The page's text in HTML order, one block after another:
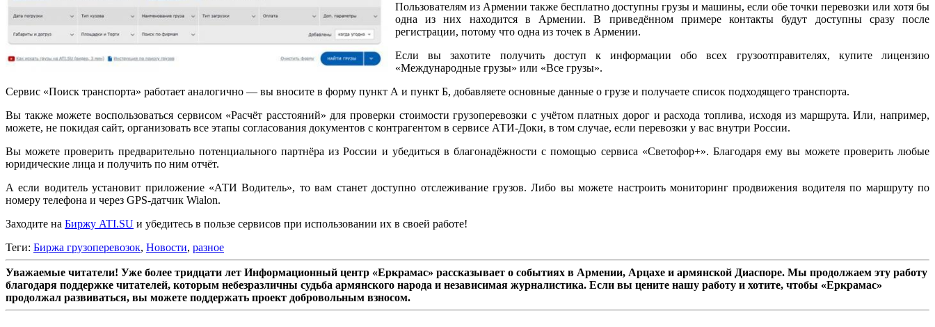
Пользователям из Армении также бесплатно доступны грузы и машины, если обе точки перевозки или хотя бы
одна из них находится в Армении. В приведённом примере контакты будут доступны сразу после
регистрации, потому что одна из точек в Армении.
Если вы захотите получить доступ к информации обо всех грузоотправителях, купите лицензию
«Международные грузы» или «Все грузы».
Сервис «Поиск транспорта» работает аналогично — вы вносите в форму пункт А и пункт Б, добавляете основные данные о грузе и получаете список подходящего транспорта.
Вы также можете воспользоваться сервисом «Расчёт расстояний» для проверки стоимости грузоперевозки с учётом платных дорог и расхода топлива, исходя из маршрута. Или, например,
можете, не покидая сайт, организовать все этапы согласования документов с контрагентом в сервисе АТИ-Доки, в том случае, если перевозки у вас внутри России.
Вы можете проверить предварительно потенциального партнёра из России и убедиться в благонадёжности с помощью сервиса «Светофор+». Благодаря ему вы можете проверить любые
юридические лица и получить по ним отчёт.
А если водитель установит приложение «АТИ Водитель», то вам станет доступно отслеживание грузов. Либо вы можете настроить мониторинг продвижения водителя по маршруту по
номеру телефона и через GPS-датчик Wialon.
Заходите на Биржу ATI.SU и убедитесь в пользе сервисов при использовании их в своей работе!
Теги: Биржа грузоперевозок, Новости, разное
Уважаемые читатели! Уже более тридцати лет Информационный центр «Еркрамас» рассказывает о событиях в Армении, Арцахе и армянской Диаспоре. Мы продолжаем эту работу
благодаря поддержке читателей, которым небезразличны судьба армянского народа и независимая журналистика. Если вы цените нашу работу и хотите, чтобы «Еркрамас»
продолжал развиваться, вы можете поддержать проект добровольным взносом.